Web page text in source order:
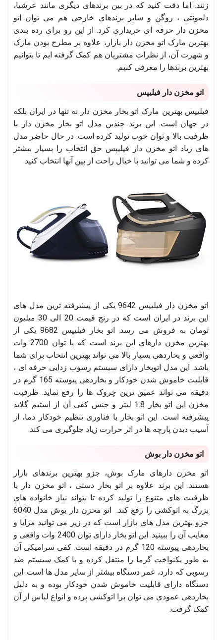
زنند. اما دقت کنید که در بین برندهای دیگری مانند عرشیا،
دلمونتی ، روگن و سایر برندهای خارجی هم می توان اتو
مخزن دار حرفه ای خریداری کرد. از این رو برای رده بندی
بهترین مارک اتو مخزن دار بازار، علاوه بر مطرح بودن مارک
و شهرت آن، از نظرات مشتریان هم کمک گرفته ایم تا بتوانیم
بهترین برندها را معرفی کنیم.
اتو مخزن دار فیلیپس
فیلیپس بهترین مارک اتو بخار مخزن دار نه تنها در ایران بلکه
در جهان است. این برند چندین مدل اتو بخار مخزن دار با
ظرفیت بالا و توان خوب تولید کرده است. در حال حاضر مدل
های زیاد اتو مخزن دار فیلیپس حق انتخاب را بسیار بیشتر
کرده و شما می توانید با خیال راحت از بین آنها انتخاب کنید.
اتو مخزن دار فیلیپس 9642 یکی از پیشرفته ترین مدل های
این برند در ایران است که در رنج قیمت 20 الی 30 میلیون
تومان به فروش می رسد. اتو بخار فیلیپس 9682 یکی از
بهترین مخزن دارهای این برند است که با توان 2700 وات
واقعی و بخاردهی بسیار بالا می تواند بهترین انتخاب برای شما
باشد. این مدل اتوبخار دارای سیستم رسوب زدایی حرفه ای ،
قابلیت خاموش شدن خودکار و بخاردهی پیوسته 165 گرم در
دقیقه می تواند عمیق ترین چروک ها را رفع نماید. ظرفیت
مخزن این اتو بخار 1.8 لیتر و جنس کفی آن از استیم گلاید
پیشرفته است. این اتو بخار با فناوری تنظیم خودکار دما، از
آسیب دیدن پارچه ها در اثر حرارت زیاد جلوگیری می کند.
اتو مخزن دار بوش
اتو مخزن دارهای مارک بوش، جزو بهترین برندهای بازار
هستند. این برند علاوه بر اتو بخار دستی ، اتو مخزن دار با
ظرفیت های متنوع را تولید کرده تا بتواند نیاز خانواده های
بزرگ به اتوکشی را رفع کند. اتو مخزن دار بوش مدل 6040
جزو بهترین مدل های بازار است که در زیر می توانید مزایا و
معایب آن را ببینید. این اتو بخار دارای توان 2400 وات واقعی و
بخاردهی پیوسته 120 گرم در دقیقه است. کفی سرامیکی آن
به طور یکنواخت گرما را منتقل کرده و با کمک سیستم ضد
رسوبی که دارد، عمر دستگاه بیشتر از سایر مدل ها است. این
دستگاه دارای قابلیت خاموش شدن خودکار بوده و به دلیل
بخاردهی عمودی می توان برا اتوکشی پرده و انواع لباس از آن
کمک گرفت.